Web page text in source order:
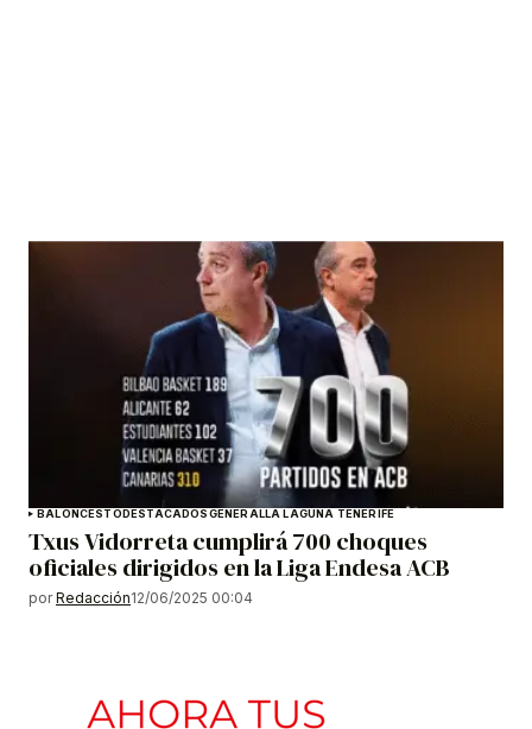
BALONCESTODESTACADOSGENERALLA LAGUNA TENERIFE
Txus Vidorreta cumplirá 700 choques
oficiales dirigidos en la Liga Endesa ACB
por Redacción12/06/2025 00:04